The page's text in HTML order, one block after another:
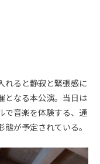
れると静寂と緊張感に
となる本公演。当日は
で音楽を体験する、通
が予定されている。